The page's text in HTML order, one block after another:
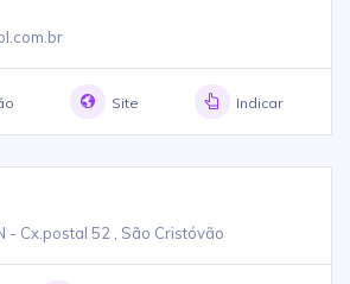
Site Indicar
- Cx.postal 52 , São Cristóvão